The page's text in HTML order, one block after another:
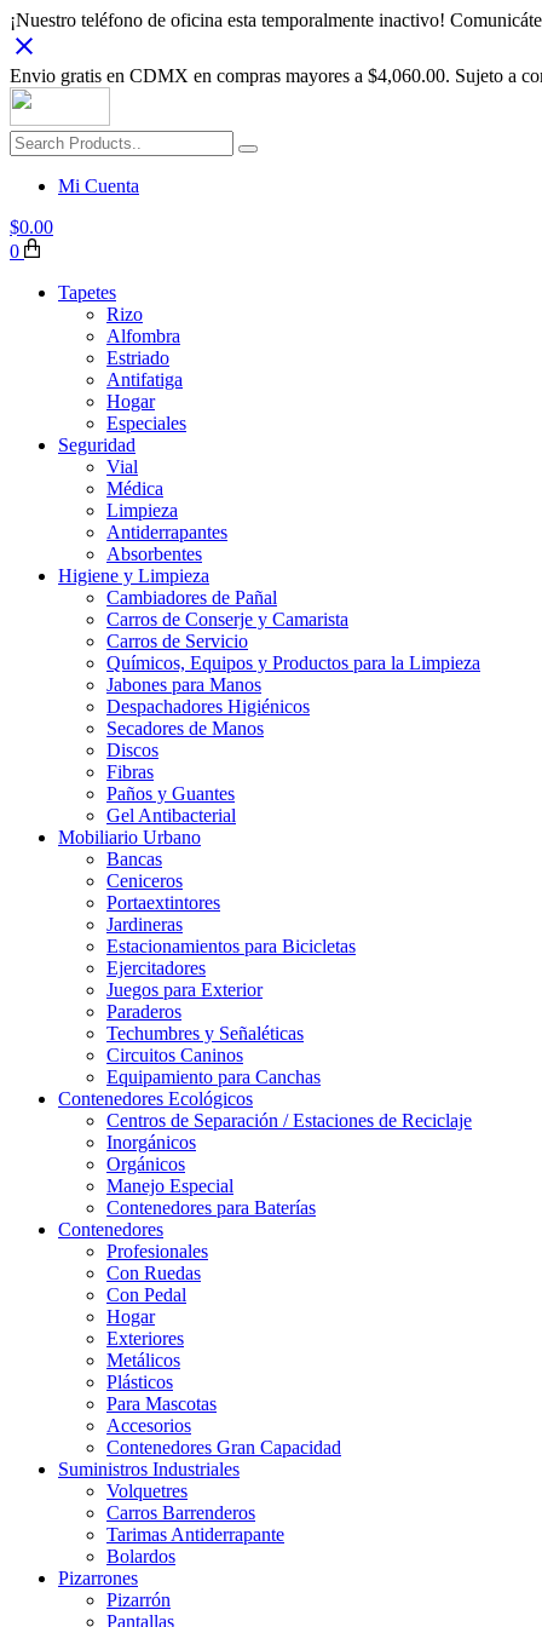
¡Nuestro teléfono de oficina esta temporalmente inactivo!
Envio gratis en CDMX en compras mayores a $4,060.00. Sujeto a
Mi Cuenta
$0.00
0
Tapetes
Rizo
Alfombra
Estriado
Antifatiga
Hogar
Especiales
Seguridad
Vial
Médica
Limpieza
Antiderrapantes
Absorbentes
Higiene y Limpieza
Cambiadores de Pañal
Carros de Conserje y Camarista
Carros de Servicio
Químicos, Equipos y Productos para la Limpieza
Jabones para Manos
Despachadores Higiénicos
Secadores de Manos
Discos
Fibras
Paños y Guantes
Gel Antibacterial
Mobiliario Urbano
Bancas
Ceniceros
Portaextintores
Jardineras
Estacionamientos para Bicicletas
Ejercitadores
Juegos para Exterior
Paraderos
Techumbres y Señaléticas
Circuitos Caninos
Equipamiento para Canchas
Contenedores Ecológicos
Centros de Separación / Estaciones de Reciclaje
Inorgánicos
Orgánicos
Manejo Especial
Contenedores para Baterías
Contenedores
Profesionales
Con Ruedas
Con Pedal
Hogar
Exteriores
Metálicos
Plásticos
Para Mascotas
Accesorios
Contenedores Gran Capacidad
Suministros Industriales
Volquetres
Carros Barrenderos
Tarimas Antiderrapante
Bolardos
Pizarrones
Pizarrón
Pantallas